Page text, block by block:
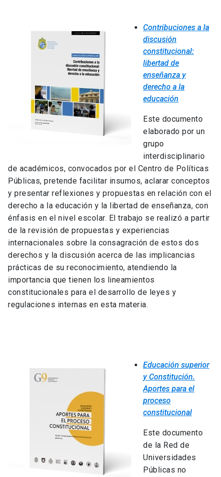
Contribuciones a la
discusión
constitucional:
libertad de
enseñanza y
derecho a la
educación
Este documento
elaborado por un
grupo
interdisciplinario
de académicos, convocados por el Centro de Políticas
Públicas, pretende facilitar insumos, aclarar conceptos
y presentar reflexiones y propuestas en relación con el
derecho a la educación y la libertad de enseñanza, con
énfasis en el nivel escolar. El trabajo se realizó a partir
de la revisión de propuestas y experiencias
internacionales sobre la consagración de estos dos
derechos y la discusión acerca de las implicancias
prácticas de su reconocimiento, atendiendo la
importancia que tienen los lineamientos
constitucionales para el desarrollo de leyes y
regulaciones internas en esta materia.
Educación superior
y Constitución.
Aportes para el
proceso
constitucional
Este documento
de la Red de
Universidades
Públicas no